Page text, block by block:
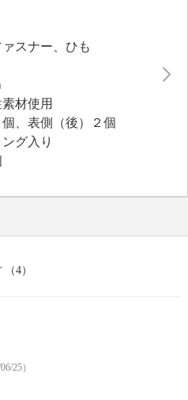
を入れ、立体的にパター
包み込むようなフィット
ットをほどこし、動きや
を楽しめます。裾は切り
リンジ加工をほどこし
印象に。
ーズド、リアルブラック
にご注意ください
スナー、ひも
材使用
、表側（後）２個
グ入り
％、ポリウレタン２％
ル）】
）】
（4）
25）